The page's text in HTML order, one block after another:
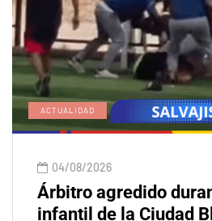
ACTUALIDAD
04/08/2026
Árbitro agredido
infantil de la Ciudad